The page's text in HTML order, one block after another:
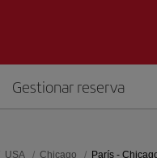
Gestionar reserva
USA Chicago París -